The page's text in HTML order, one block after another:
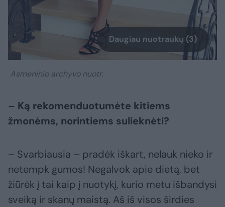
Daugiau nuotraukų (3)
Asmeninio archyvo nuotr.
– Ką rekomenduotumėte kitiems
žmonėms, norintiems sulieknėti?
– Svarbiausia – pradėk iškart, nelauk nieko ir
netempk gumos! Negalvok apie dietą, bet
žiūrėk į tai kaip į nuotykį, kurio metu išbandysi
sveiką ir skanų maistą. Aš iš visos širdies